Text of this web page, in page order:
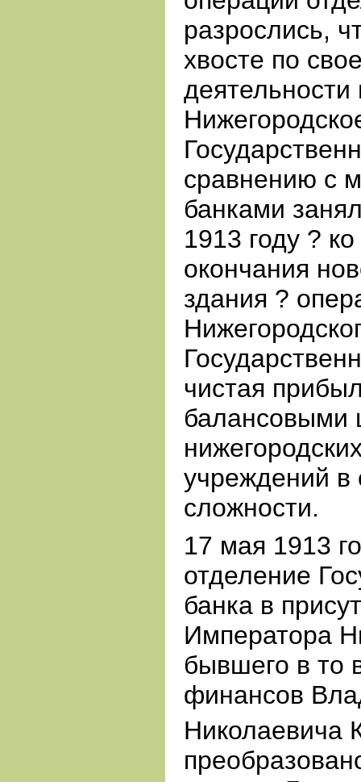
разрослись,
хвосте по
сравнению с
банками
1913 году ?
окончания
здания ?
чистая
балансовыми
учреждений
сложности.
17 мая 1913
отделение
банка в
Императора
бывшего в то
финансов
Николаевича